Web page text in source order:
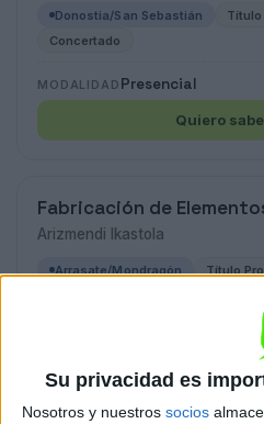
Su privacidad es
Nosotros y nuestros socios
Donostia/San Sebastián
Concertado
MODALIDAD Presencial
Quiero
Fabricación de
Arizmendi Ikastola
Arrasate/Mondragón Título
Quiero